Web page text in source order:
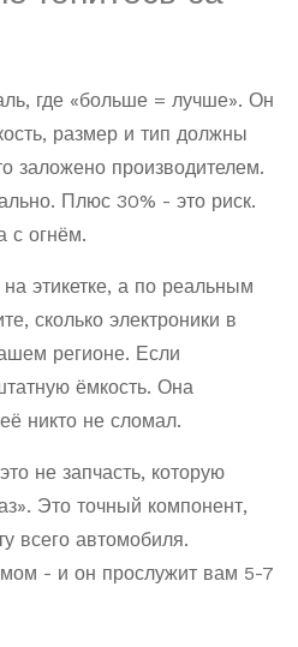
где «больше = лучше». Он
размер и тип должны
заложено производителем.
Плюс 30% - это риск.
с огнём.
этикетке, а по реальным
сколько электроники в
регионе. Если
ёмкость. Она
никто не сломал.
не запчасть, которую
Это точный компонент,
всего автомобиля.
- и он прослужит вам 5-7